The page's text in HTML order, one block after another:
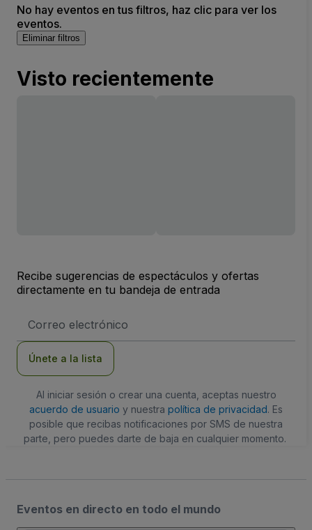
No hay eventos en tus filtros, haz clic para ver los
eventos.
Eliminar filtros
Visto recientemente
Recibe sugerencias de espectáculos y ofertas
directamente en tu bandeja de entrada
de
Únete a la lista
Al iniciar sesión o crear una cuenta, aceptas nuestro
acuerdo de usuario y nuestra política de privacidad. Es
posible que recibas notificaciones por SMS de nuestra
parte, pero puedes darte de baja en cualquier momento.
Eventos en directo en todo el mundo